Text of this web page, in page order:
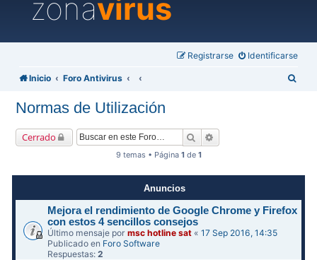
zonavirus
Identificarse
Registrarse
Inicio Foro Antivirus
Normas de Utilización
Cerrado Buscar
9 temas • Página 1 de 1
Anuncios
Mejora el rendimiento de Google Chrome y Firefox
con estos 4 sencillos consejos
Último mensaje pormsc hotline sat «17 Sep 2016, 14:35
Publicado en Foro Software
Respuestas:2